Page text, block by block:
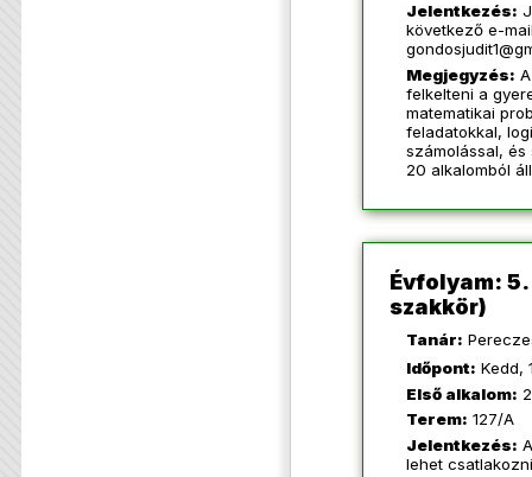
Jelentkezés:
következő e-
Megjegyzés:
felkelteni a
matematikai
feladatokkal,
számolással, és
20 alkalomból
Évfolyam:
szakkör)
Tanár:
Időpont: Kedd,
Első alkalom:
Terem: 127/A
Jelentkezés:
lehet